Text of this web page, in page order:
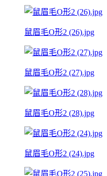
鼠眉毛O形2 (26).jpg
鼠眉毛O形2 (27).jpg
鼠眉毛O形2 (28).jpg
鼠眉毛O形2 (24).jpg